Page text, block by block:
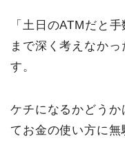
「土日のATMだと
まで深く考えなか
す。
ケチになるかどう
てお金の使い方に